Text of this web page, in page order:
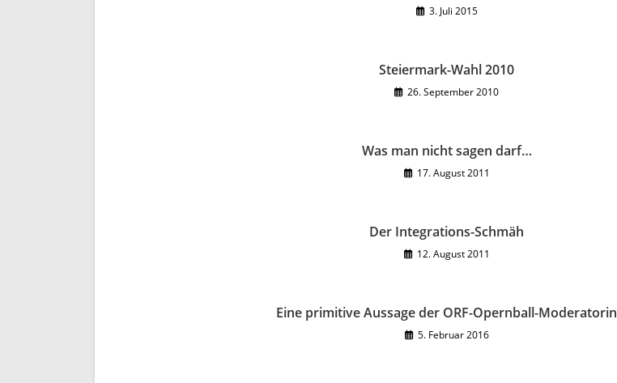
3. Juli 2015
Steiermark-Wahl 2010
26. September 2010
Was man nicht sagen darf…
17. August 2011
Der Integrations-Schmäh
12. August 2011
Eine primitive Aussage der ORF-Opernball-Moderatorin
5. Februar 2016